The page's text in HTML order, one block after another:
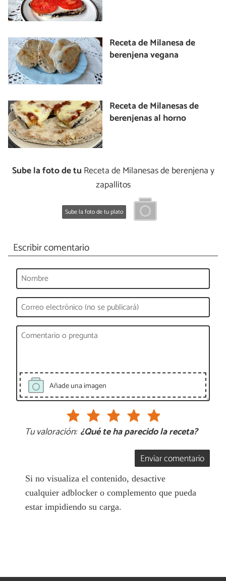
Receta de Milanesa de
berenjena vegana
Receta de Milanesas de
berenjenas al horno
Sube la foto de tu Receta de Milanesas de berenjena y
zapallitos
Sube la foto de tu plato
Escribir comentario
Añade una imagen
Tu valoración: ¿Qué te ha parecido la receta?
Enviar comentario
Si no visualiza el contenido, desactive
cualquier adblocker o complemento que pueda
estar impidiendo su carga.